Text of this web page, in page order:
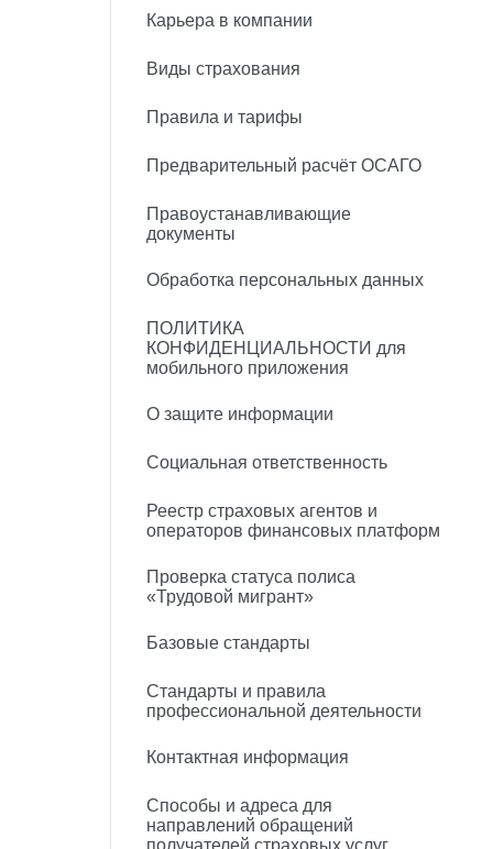
Карьера в компании
Виды страхования
Правила и тарифы
Предварительный расчёт ОСАГО
Правоустанавливающие
документы
Обработка персональных данных
ПОЛИТИКА
КОНФИДЕНЦИАЛЬНОСТИ для
мобильного приложения
О защите информации
Социальная ответственность
Реестр страховых агентов и
операторов финансовых платформ
Проверка статуса полиса
«Трудовой мигрант»
Базовые стандарты
Стандарты и правила
профессиональной деятельности
Контактная информация
Способы и адреса для
направлений обращений
получателей страховых услуг